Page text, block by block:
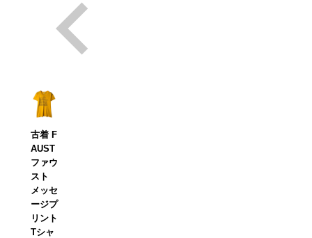
古着 F
AUST
ファウ
スト
メッセ
ージプ
リント
Tシャ